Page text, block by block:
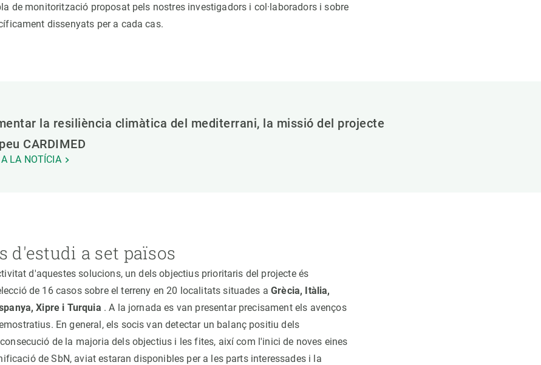
de monitorització proposat pels nostres investigadors i col·laboradors i sobre
dissenyats per a cada cas.
la resiliència climàtica del mediterrani, la missió del projecte
CARDIMED
LA NOTÍCIA
d'estudi a set països
d'aquestes solucions, un dels objectius prioritaris del projecte és
de 16 casos sobre el terreny en 20 localitats situades aGrècia, Itàlia,
Xipre i Turquia . A la jornada es van presentar precisament els avenços
En general, els socis van detectar un balanç positiu dels
de la majoria dels objectius i les fites, així com l'inici de noves eines
de SbN, aviat estaran disponibles per a les parts interessades i la